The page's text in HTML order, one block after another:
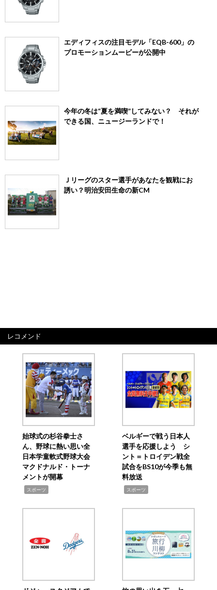
エディフィスの注目モデル「EQB-600」の
プロモーションムービーが公開中
今年の冬は“夏を満喫”してみない？ それが
できる国、ニュージーランドで！
Ｊリーグのスター選手があなたを観戦にお
誘い？明治安田生命の新CM
レコメンド
始球式の杉谷拳士さ
ん、野球に熱い思い全
日本学童軟式野球大会
マクドナルド・トーナ
メントが開幕
スポーツ
ベルギーで戦う日本人
選手を応援しよう シ
ント＝トロイデン戦全
試合をBS10が今季も無
料放送
スポーツ